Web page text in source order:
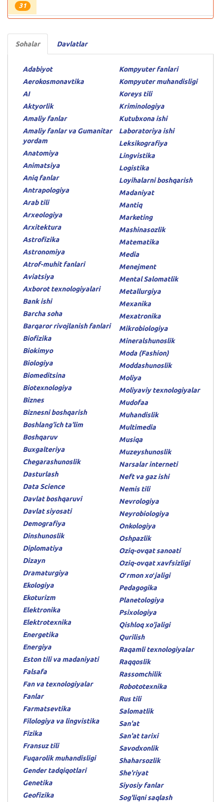
31
Sohalar Davlatlar
Adabiyot
Aerokosmonavtika
AI
Aktyorlik
Amaliy fanlar
Amaliy fanlar va Gumanitar
yordam
Anatomiya
Animatsiya
Aniq fanlar
Antrapologiya
Arab tili
Arxeologiya
Arxitektura
Astrofizika
Astronomiya
Atrof-muhit fanlari
Aviatsiya
Axborot texnologiyalari
Bank ishi
Barcha soha
Barqaror rivojlanish fanlari
Biofizika
Biokimyo
Biologiya
Biomeditsina
Biotexnologiya
Biznes
Biznesni boshqarish
Boshlang'ich ta'lim
Boshqaruv
Buxgalteriya
Chegarashunoslik
Dasturlash
Data Science
Davlat boshqaruvi
Davlat siyosati
Demografiya
Dinshunoslik
Diplomatiya
Dizayn
Dramaturgiya
Ekologiya
Ekoturizm
Elektronika
Elektrotexnika
Energetika
Energiya
Eston tili va madaniyati
Falsafa
Fan va texnologiyalar
Fanlar
Farmatsevtika
Filologiya va lingvistika
Fizika
Fransuz tili
Fuqarolik muhandisligi
Gender tadqiqotlari
Genetika
Geofizika
Kompyuter fanlari
Kompyuter muhandisligi
Koreys tili
Kriminologiya
Kutubxona ishi
Laboratoriya ishi
Leksikografiya
Lingvistika
Logistika
Loyihalarni boshqarish
Madaniyat
Mantiq
Marketing
Mashinasozlik
Matematika
Media
Menejment
Mental Salomatlik
Metallurgiya
Mexanika
Mexatronika
Mikrobiologiya
Mineralshunoslik
Moda (Fashion)
Moddashunoslik
Moliya
Moliyaviy texnologiyalar
Mudofaa
Muhandislik
Multimedia
Musiqa
Muzeyshunoslik
Narsalar interneti
Neft va gaz ishi
Nemis tili
Nevrologiya
Neyrobiologiya
Onkologiya
Oshpazlik
Oziq-ovqat sanoati
Oziq-ovqat xavfsizligi
Oʻrmon xoʻjaligi
Pedagogika
Planetologiya
Psixologiya
Qishloq xo'jaligi
Qurilish
Raqamli texnologiyalar
Raqqoslik
Rassomchilik
Robototexnika
Rus tili
Salomatlik
San'at
San'at tarixi
Savodxonlik
Shaharsozlik
She'riyat
Siyosiy fanlar
Sog'liqni saqlash